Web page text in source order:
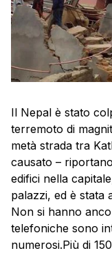
Il Nepal è stato
terremoto di
metà strada tra
causato –
edifici nella
palazzi, ed è stata
Non si hanno
telefoniche sono
numerosi.Più di